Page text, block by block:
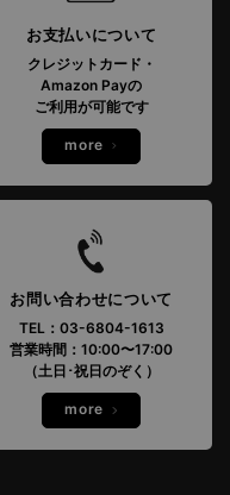
お支払いについて
クレジットカード・
Amazon Payの
ご利用が可能です
more
お問い合わせについて
TEL：03-6804-1613
営業時間：10:00〜17:00
（土日･祝日のぞく）
more